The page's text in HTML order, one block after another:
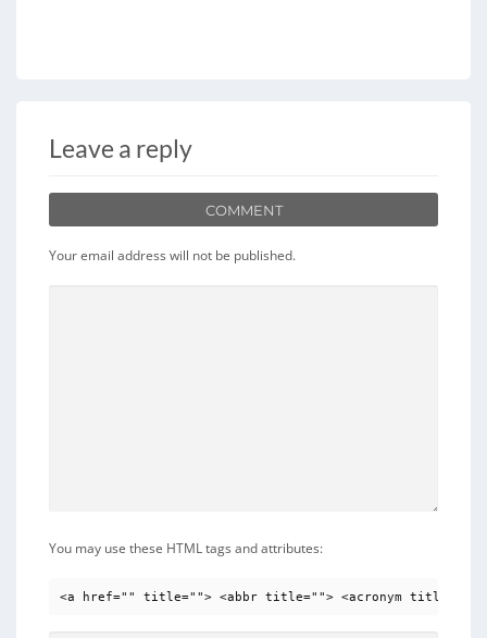
Leave a reply
COMMENT
Your email address will not be published.
You may use these HTML tags and attributes:
<a href="" title=""> <abbr title=""> <acronym title="">